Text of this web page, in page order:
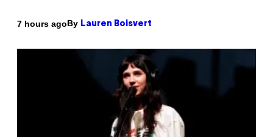
7 hours agoBy Lauren Boisvert